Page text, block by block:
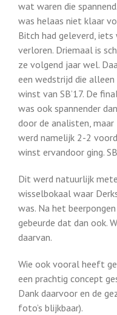
wat waren die
was helaas niet klaar
Bitch had geleverd,
verloren. Driemaal is
ze volgend jaar wel.
een wedstrijd die
winst van SB’17. De
was ook spannender
door de analisten,
werd namelijk 2-2
winst ervandoor ging.
Dit werd natuurlijk
wisselbokaal waar
was. Na het
gebeurde dat dan ook.
daarvan.
Wie ook vooral heeft
een prachtig concept
Dank daarvoor en de
foto’s blijkbaar).